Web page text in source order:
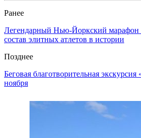
Ранее
Легендарный Нью-Йоркский
состав элитных атлетов в истории
Позднее
Беговая благотворительная
ноября